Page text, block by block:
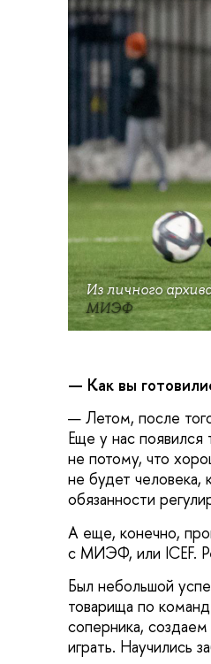
Из личного
МИЭФ
— Как вы
— Летом, после
Еще у нас
не потому, что
не будет человека,
обязанности
А еще, конечно,
с МИЭФ, или ICEF.
Был небольшой
товарища по
соперника,
играть. Научились